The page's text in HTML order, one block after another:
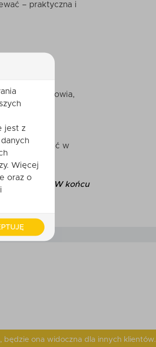
– praktyczna i
smaku i zdrowia,
się, zasiąść w
W końcu
ona widoczna dla innych klientów.
jest z
Więcej
oraz o